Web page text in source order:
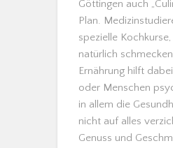
Göttingen auch
Plan.
spezielle
natürlich
Ernährung hilft
oder Menschen
in allem die
nicht auf alles
Genuss und